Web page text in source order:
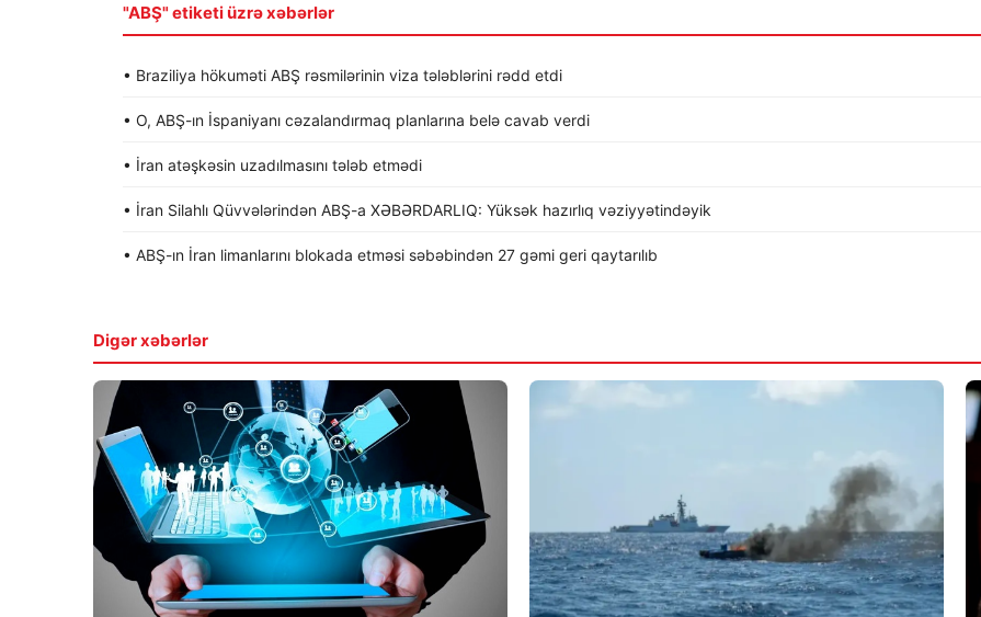
"ABŞ" etiketi üzrə xəbərlər
• Braziliya hökuməti ABŞ rəsmilərinin viza tələblərini rədd etdi
• O, ABŞ-ın İspaniyanı cəzalandırmaq planlarına belə cavab verdi
• İran atəşkəsin uzadılmasını tələb etmədi
• İran Silahlı Qüvvələrindən ABŞ-a XƏBƏRDARLIQ: Yüksək hazırlıq vəziyyətindəyik
• ABŞ-ın İran limanlarını blokada etməsi səbəbindən 27 gəmi geri qaytarılıb
Digər xəbərlər